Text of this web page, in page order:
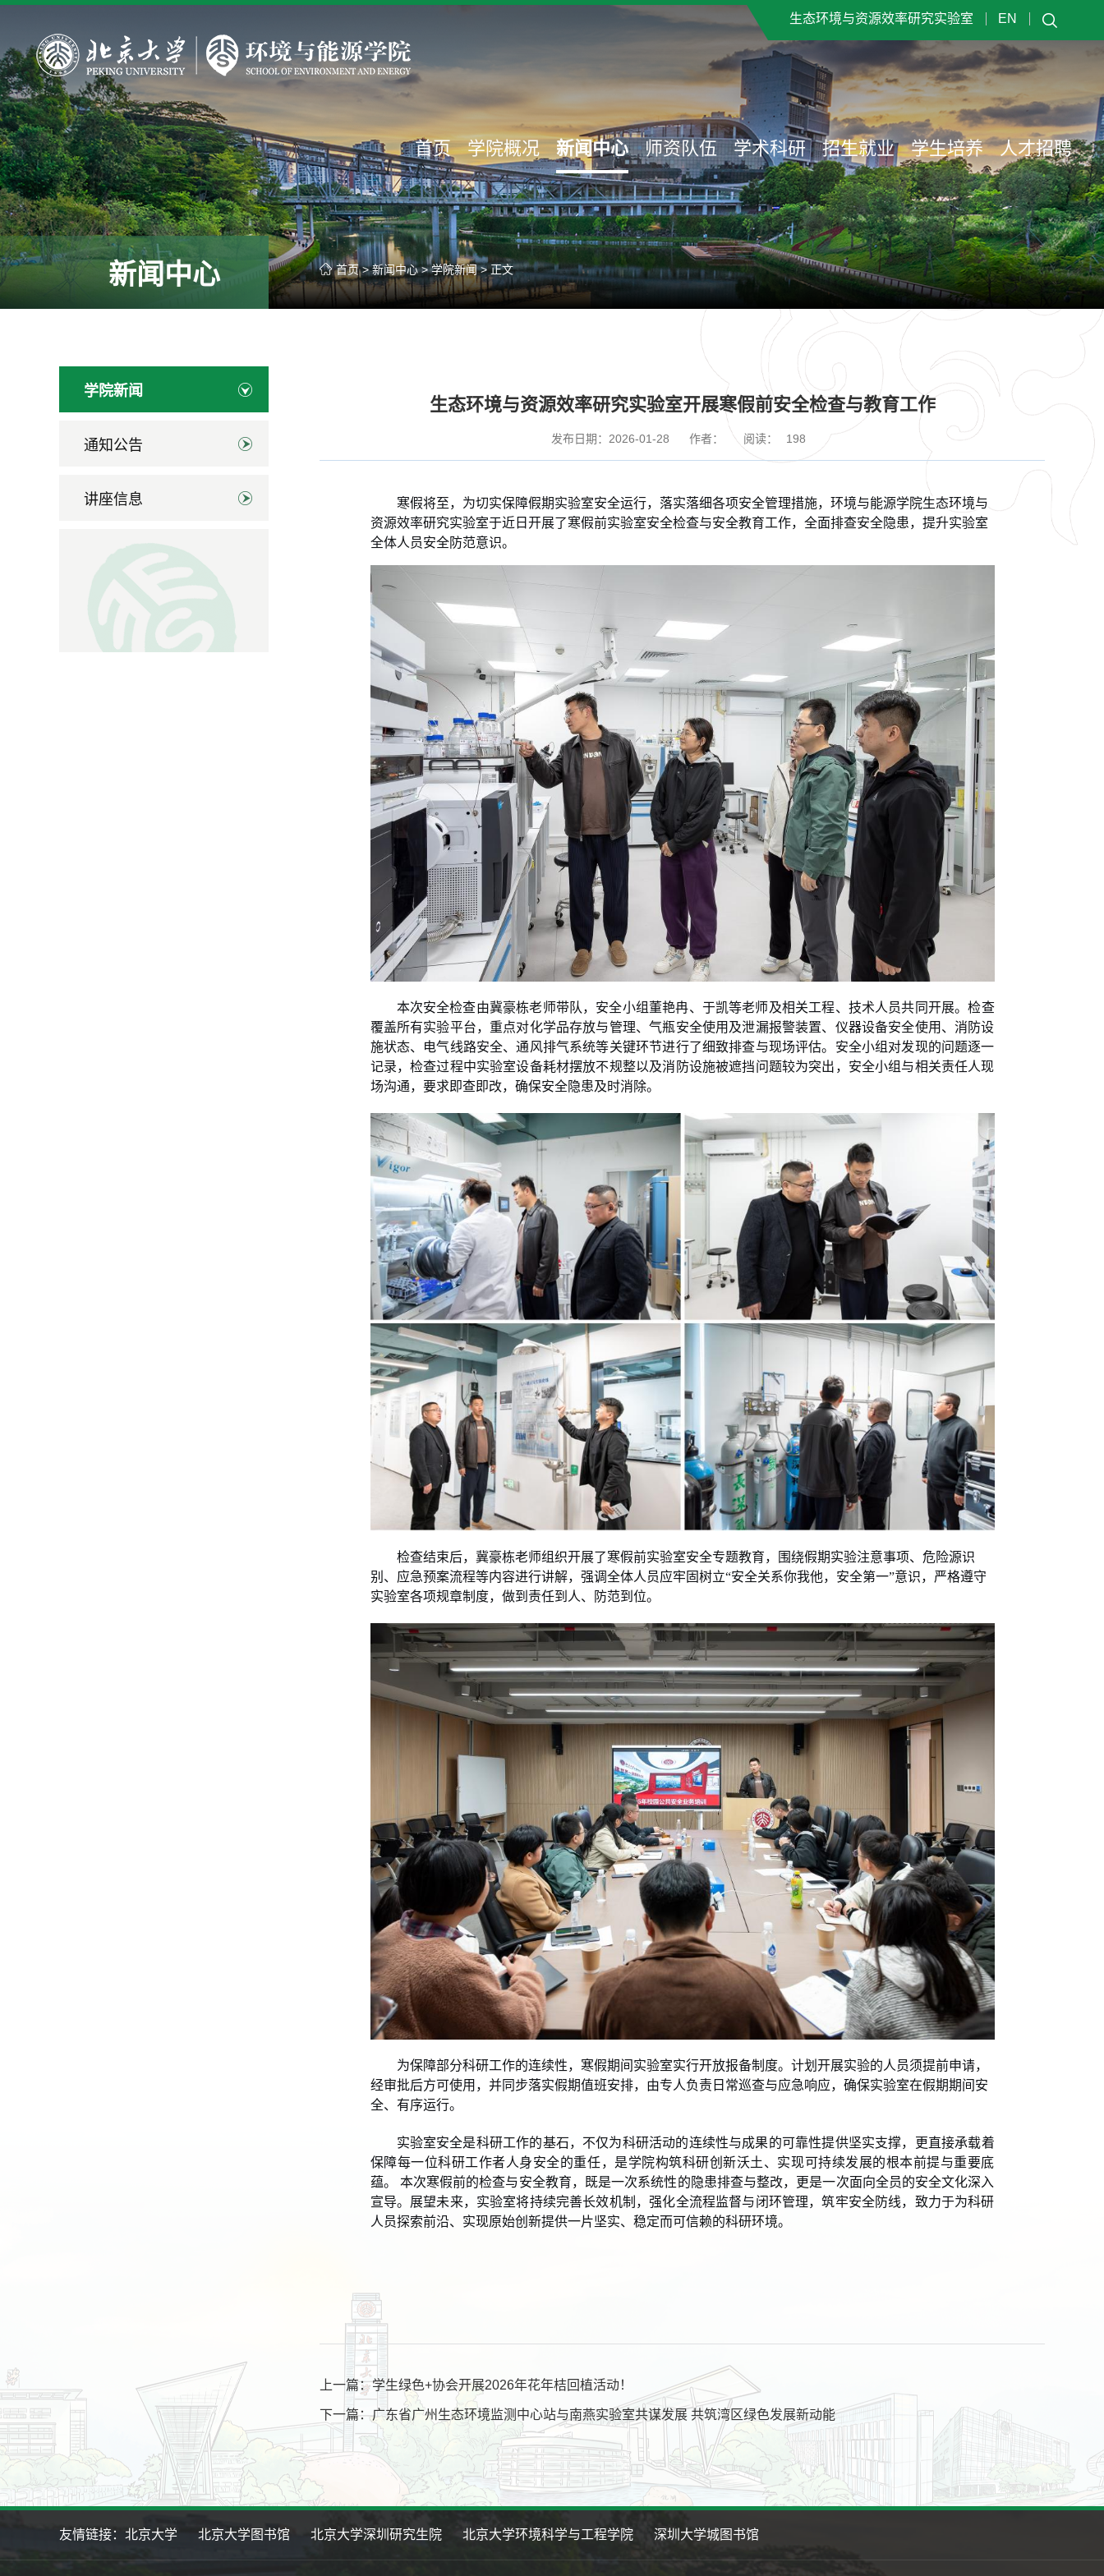
生态环境与资源效率研究实验室 EN
首页 学院概况 新闻中心 师资队伍 学术科研 招生就业 学生培养 人才招聘
新闻中心 首页>新闻中心>学院新闻> 正文
学院新闻
通知公告
讲座信息
生态环境与资源效率研究实验室开展寒假前安全检查与教育工作
发布日期：2026-01-28 作者： 阅读： 198
寒假将至，为切实保障假期实验室安全运行，落实落细各项安全管理措施，环境与能源学院生态环境与
资源效率研究实验室于近日开展了寒假前实验室安全检查与安全教育工作，全面排查安全隐患，提升实验室
全体人员安全防范意识。
本次安全检查由冀豪栋老师带队，安全小组 董艳冉、 于凯等老师及相关工程、技术人员共同开展。检查
覆盖所有实验平台，重点对化学品存放与管理、气瓶安全使用及泄漏报警装置、仪器设备安全使用、消防设
施状态、电气线路安全、通风排气系统等关键环节进行了细致排查与现场评估。安全小组对发现的问题逐一
记录，检查过程中实验室设备耗材摆放不规整以及消防设施被遮挡问题较为突出，安全小组与相关责任人现
场沟通，要求即查即改，确保安全隐患及时消除。
检查结束后，冀豪栋老师组织开展了寒假前实验室安全专题教育，围绕假期实验注意事项、危险源识
别、应急预案流程等内容进行讲解，强调全体人员应牢固树立“安全关系你我他，安全第一”意识，严格遵守
实验室各项规章制度，做到责任到人、防范到位。
为保障部分科研工作的连续性，寒假期间实验室实行开放报备制度。计划开展实验的人员须提前申请，
经审批后方可使用，并同步落实假期值班安排，由专人负责日常巡查与应急响应，确保实验室在假期期间安
全、有序运行。
实验室安全是科研工作的基石，不仅为科研活动的连续性与成果的可靠性提供坚实支撑，更直接承载着
保障每一位科研工作者人身安全的重任，是学院构筑科研创新沃土、实现可持续发展的根本前提与重要底
蕴。 本次寒假前的检查与安全教育，既是一次系统性的隐患排查与整改，更是一次面向全员的安全文化深入
宣导。展望未来，实验室将持续完善长效机制，强化全流程监督与闭环管理，筑牢安全防线，致力于为科研
人员探索前沿、实现原始创新提供一片坚实、稳定而可信赖的科研环境。
上一篇：学生绿色+协会开展2026年花年桔回植活动！
下一篇：广东省广州生态环境监测中心站与南燕实验室共谋发展 共筑湾区绿色发展新动能
友情链接： 北京大学 北京大学图书馆 北京大学深圳研究生院 北京大学环境科学与工程学院 深圳大学城图书馆